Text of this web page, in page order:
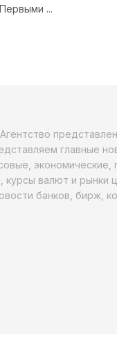
...
главные
экономические,
курсы валют и рынки
банков, бирж,